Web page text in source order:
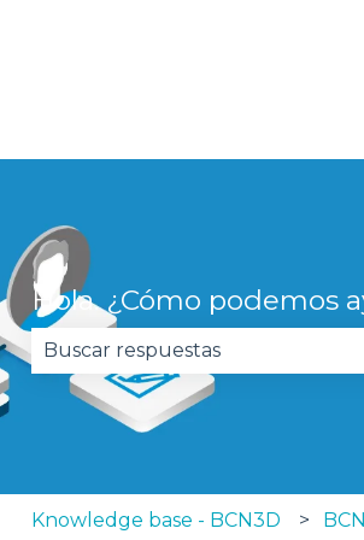
de Mostrar submenú de
Hola. ¿Cómo podemos
No hay sugerencias porque el
Knowledge base - BCN3D